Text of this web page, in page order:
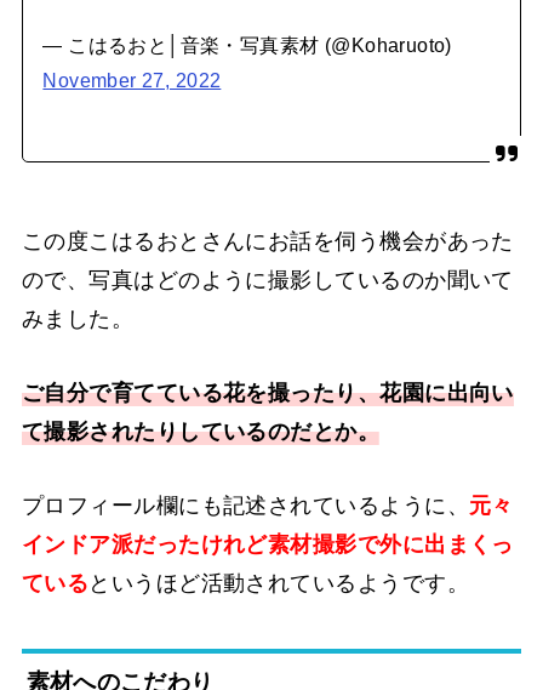
— こはるおと│音楽・写真素材 (@Koharuoto)
November 27, 2022
この度こはるおとさんにお話を伺う機会があった
ので、写真はどのように撮影しているのか聞いて
みました。
ご自分で育てている花を撮ったり、花園に出向い
て撮影されたりしているのだとか。
プロフィール欄にも記述されているように、 元々
インドア派だったけれど素材撮影で外に出まくっ
ている というほど活動されているようです。
素材へのこだわり